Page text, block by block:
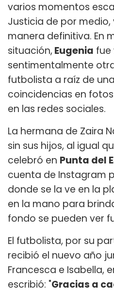
varios momentos
Justicia de por
manera definitiva. En
situación, Eugenia fue
sentimentalmente
futbolista a raíz de
coincidencias en
en las redes sociales.
La hermana de Zaira
sin sus hijos, al igual
celebró en Punta del
cuenta de Instagram
donde se la ve en la
en la mano para
fondo se pueden ver
El futbolista, por su
recibió el nuevo año
Francesca e Isabella,
escribió: "Gracias a